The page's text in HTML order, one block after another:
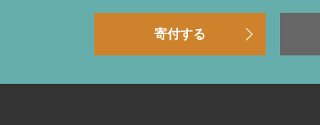
寄付する